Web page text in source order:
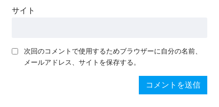
サイト
次回のコメントで使用するためブラウザーに自分の名前、
メールアドレス、サイトを保存する。